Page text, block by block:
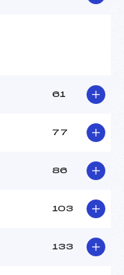
61
77
86
103
133